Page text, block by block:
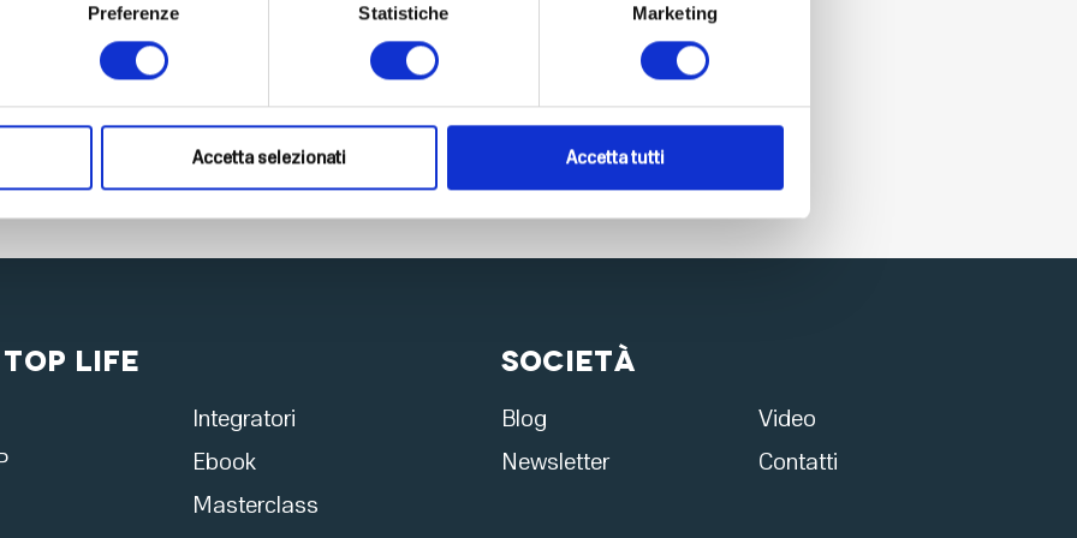
Preferenze Statistiche Marketing
Accetta selezionati Accetta tutti
Life
Integratori
Ebook
Masterclass
Società
Blog
Video
Newsletter
Contatti